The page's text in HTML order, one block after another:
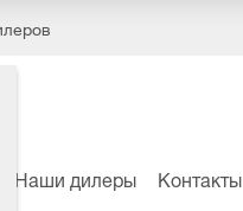
Наши дилеры Контакты